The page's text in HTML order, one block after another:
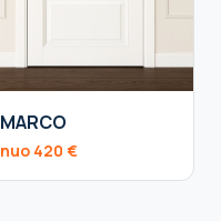
MARCO
nuo 420 €